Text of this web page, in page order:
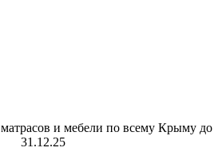
матрасов и мебели по всему Крыму до
31.12.25